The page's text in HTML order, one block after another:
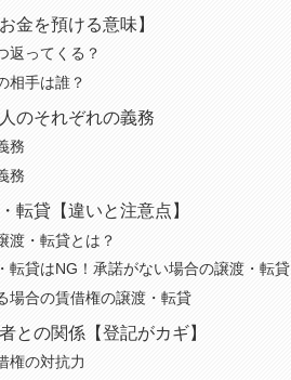
金を預ける意味】
返ってくる？
相手は誰？
のそれぞれの義務
務
務
転貸【違いと注意点】
渡・転貸とは？
転貸はNG！承諾がない場合の譲渡・転貸
場合の賃借権の譲渡・転貸
との関係【登記がカギ】
権の対抗力